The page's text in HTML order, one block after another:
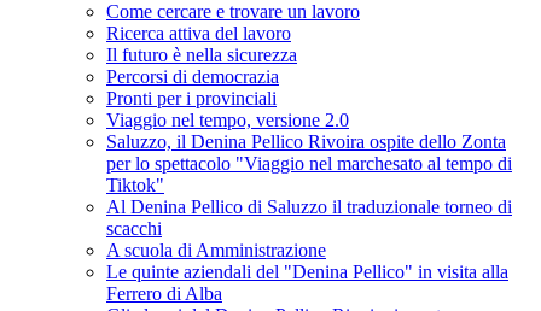
Come cercare e trovare un lavoro
Ricerca attiva del lavoro
Il futuro è nella sicurezza
Percorsi di democrazia
Pronti per i provinciali
Viaggio nel tempo, versione 2.0
Saluzzo, il Denina Pellico Rivoira ospite dello Zonta
per lo spettacolo "Viaggio nel marchesato al tempo di
Tiktok"
Al Denina Pellico di Saluzzo il traduzionale torneo di
scacchi
A scuola di Amministrazione
Le quinte aziendali del "Denina Pellico" in visita alla
Ferrero di Alba